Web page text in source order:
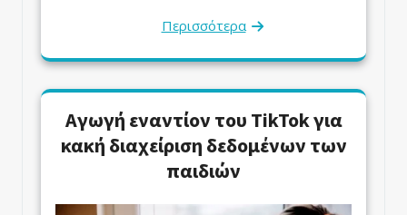
Περισσότερα
Αγωγή εναντίον του TikTok για
κακή διαχείριση δεδομένων των
παιδιών